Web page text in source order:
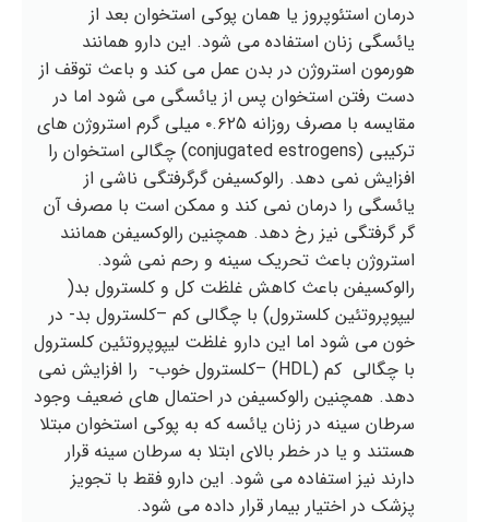
درمان استئوپروز یا همان پوکی استخوان بعد از
یائسگی زنان استفاده می شود. این دارو همانند
هورمون استروژن در بدن عمل می کند و باعث توقف از
دست رفتن استخوان پس از یائسگی می شود اما در
مقایسه با مصرف روزانه ۰.۶۲۵ میلی گرم استروژن های
ترکیبی (‪conjugated estrogens‬) چگالی استخوان را
افزایش نمی دهد. رالوکسیفن گرگرفتگی ناشی از
یائسگی را درمان نمی کند و ممکن است با مصرف آن
گر گرفتگی نیز رخ دهد. همچنین رالوکسیفن همانند
استروژن باعث تحریک سینه و رحم نمی شود.
رالوکسیفن باعث کاهش غلظت کل و کلسترول بد(
لیپوپروتئین کلسترول) با چگالی کم –کلسترول بد- در
خون می شود اما این دارو غلظت لیپوپروتئین کلسترول
با چگالی کم (‪HDL‬) –کلسترول خوب- را افزایش نمی
دهد. همچنین رالوکسیفن در احتمال های ضعیف وجود
سرطان سینه در زنان یائسه که به پوکی استخوان مبتلا
هستند و یا در خطر بالای ابتلا به سرطان سینه قرار
دارند نیز استفاده می شود. این دارو فقط با تجویز
پزشک در اختیار بیمار قرار داده می شود.